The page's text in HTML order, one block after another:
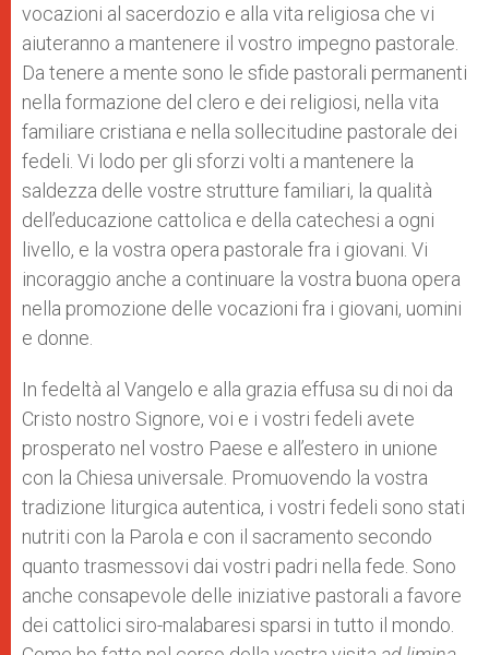
vocazioni al sacerdozio e alla vita religiosa che vi
aiuteranno a mantenere il vostro impegno pastorale.
Da tenere a mente sono le sfide pastorali permanenti
nella formazione del clero e dei religiosi, nella vita
familiare cristiana e nella sollecitudine pastorale dei
fedeli. Vi lodo per gli sforzi volti a mantenere la
saldezza delle vostre strutture familiari, la qualità
dell’educazione cattolica e della catechesi a ogni
livello, e la vostra opera pastorale fra i giovani. Vi
incoraggio anche a continuare la vostra buona opera
nella promozione delle vocazioni fra i giovani, uomini
e donne.
In fedeltà al Vangelo e alla grazia effusa su di noi da
Cristo nostro Signore, voi e i vostri fedeli avete
prosperato nel vostro Paese e all’estero in unione
con la Chiesa universale. Promuovendo la vostra
tradizione liturgica autentica, i vostri fedeli sono stati
nutriti con la Parola e con il sacramento secondo
quanto trasmessovi dai vostri padri nella fede. Sono
anche consapevole delle iniziative pastorali a favore
dei cattolici siro-malabaresi sparsi in tutto il mondo.